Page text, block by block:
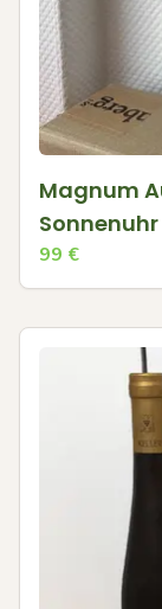
Magnum
99 €